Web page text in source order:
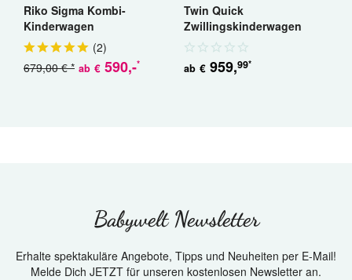
Riko Sigma Kombi-
Kinderwagen
(2)
ab € 590,-*
679,00 € *
Twin Quick
Zwillingskinderwagen
Geschwisterwagen
ab € 959,99*
Babywelt Newsletter
Erhalte spektakuläre Angebote, Tipps und Neuheiten per E-Mail!
Melde Dich JETZT für unseren kostenlosen Newsletter an.